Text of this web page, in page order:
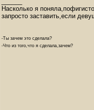
Насколько я
запросто заставить,если
-Ты зачем это сделала?
-Что из того,что я сделала,зачем?